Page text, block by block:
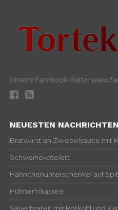
Unsere Facebook-Seite:
NEUESTEN NACHRICHTEN
Bratwurst an Zwiebelsauce mit
Schweinekotelett
Hähnchenunterschenkel auf
Hühnerfrikassee
Sauerbraten mit Rotkohl und